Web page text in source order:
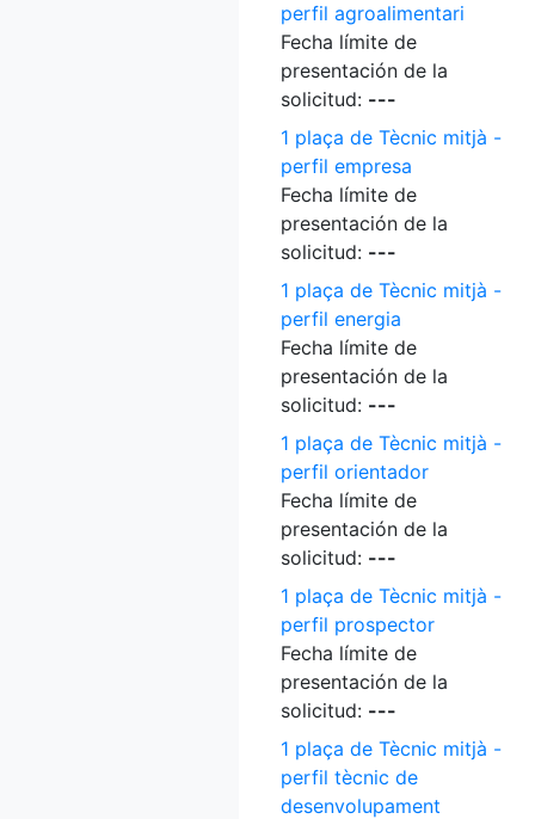
perfil agroalimentari
Fecha límite de
presentación de la
solicitud: ---
1 plaça de Tècnic mitjà -
perfil empresa
Fecha límite de
presentación de la
solicitud: ---
1 plaça de Tècnic mitjà -
perfil energia
Fecha límite de
presentación de la
solicitud: ---
1 plaça de Tècnic mitjà -
perfil orientador
Fecha límite de
presentación de la
solicitud: ---
1 plaça de Tècnic mitjà -
perfil prospector
Fecha límite de
presentación de la
solicitud: ---
1 plaça de Tècnic mitjà -
perfil tècnic de
desenvolupament